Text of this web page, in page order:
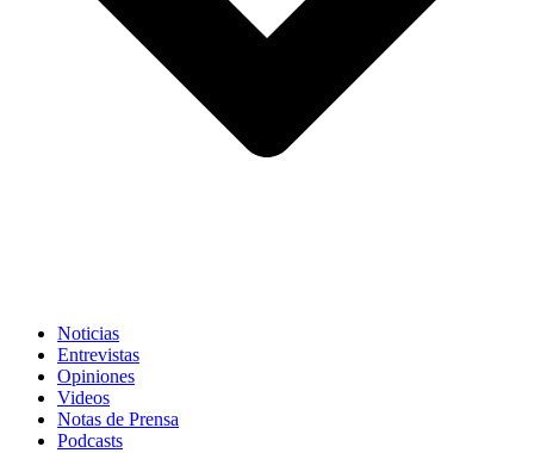
Noticias
Entrevistas
Opiniones
Videos
Notas de Prensa
Podcasts